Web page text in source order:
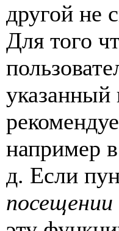
другой не
Для того
например
д. Если
посещении